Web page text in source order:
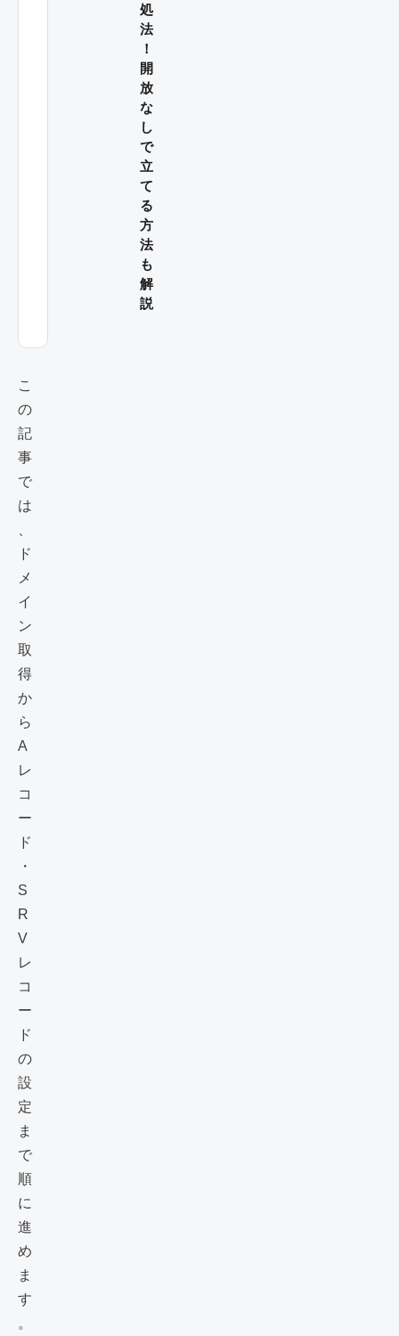
処
法
！
開
放
な
し
で
立
て
る
方
法
も
解
説
こ
の
記
事
で
は
、
ド
メ
イ
ン
取
得
か
ら
A
レ
コ
ー
ド
・
S
R
V
レ
コ
ー
ド
の
設
定
ま
で
順
に
進
め
ま
す
。